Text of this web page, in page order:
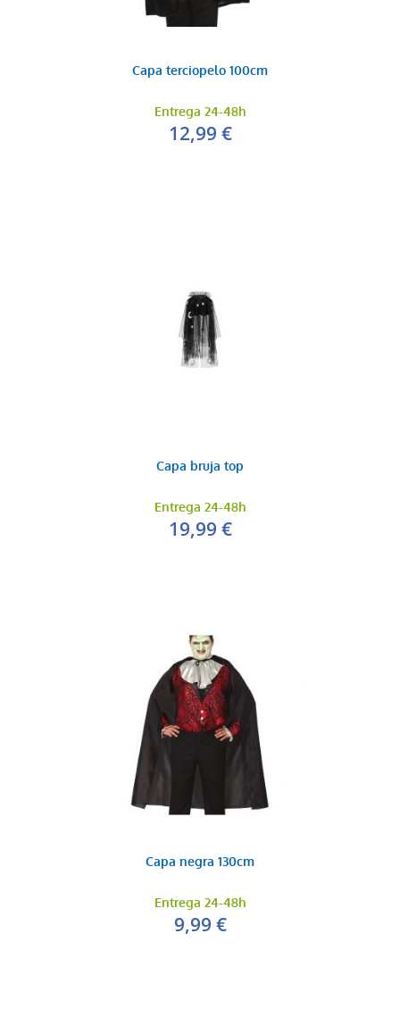
Capa terciopelo 100cm
Entrega 24-48h
12,99 €
Capa bruja top
Entrega 24-48h
19,99 €
Capa negra 130cm
Entrega 24-48h
9,99 €